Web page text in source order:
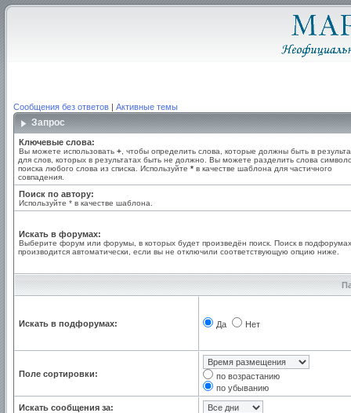
Сообщения без ответов | Активные темы
Запрос
Ключевые слова:
Вы можете использовать + , чтобы определить слова, которые должны быть в
для слов, которых в результатах быть не должно. Вы можете разделить слова
поиска любого слова из списка. Используйте * в качестве шаблона для частичного
совпадения.
Поиск по автору:
Используйте * в качестве шаблона.
Искать в форумах:
Выберите форум или форумы, в которых будет произведён поиск. Поиск в подфорумах
производится автоматически, если вы не отключили соответствующую опцию ниже.
Искать в подфорумах: Да Нет
Поле сортировки:
по возрастанию
по убыванию
Искать сообщения за: